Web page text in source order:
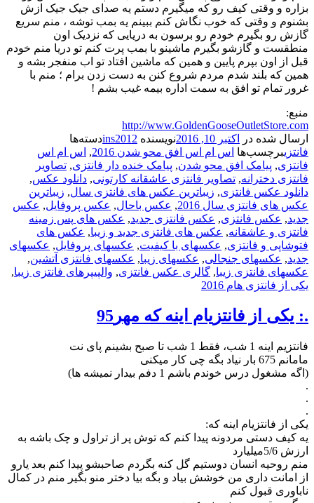
بزاره و وقتی کیف رو که میگیرم دستم یه صدای جیک جیک ازش
بشنوم و وقتی که خوب نگاش کنم ببینم یه بمب توشه ، منم سریع
گازش رو بگیرم خودم رو برسون به دریایی که نزدیک اون
منطقست و گازشو بگیرم ماشینو با بمب پرت کنم تو دریا منم خودم
قبل از اون بپرم پایین و همین که ماشین افتاد تو اب منفجر بشه و
همین که بلند شدم مردم شروع کنن به دست زدن برام ؛ منم با
غرور تمام تو افق به سمت اداره بیمه غیب بشم !
منبع:
http://www.GoldenGooseOutletStore.com
ارسال شده در
اکتبر 10, 2016 نویسنده ins2012دسته‌ها
فانتزیبرچسب‌ها اس ام اس افق محو شدن 2016 , اس ام اس
فانتزی, پیامک افق محو شدن, پیامک خنده دار فانتزی, تصاویر
فانتزی دخترانه, تصاویر فانتزی عاشقانه کارتونی, دانلود عکس,
دانلود عکس فانتزی, زیباترین عکس های فانتزی سال, زیباترین
عکس های فانتزی سال 2016
, عکس باحال, عکس پروفایل, عکس
جدید, عکس فانتزی, عکس فانتزی جدید, عکس های پس زمینه
فانتزی و عاشقانه, عکس های فانتزی جدید و زیبا, عکس های
فتوشاپی و فانتزی, عکسهای با کیفیت, عکسهای پروفایل, عکسهای
جدید, عکسهای جنجالی, عکسهای زیبا, عکسهای فانتزی آتشین,
عکسهای فانتزی زیبا, گالری عکس فانتزی, والپیپرهای فانتزی زیبا,
یکی از فانتزی هام 2016
.: یکی‌ از فانتزیام اینه که مهر95
فانتزیم اینه 1 شب، فقط 1 شب تا صبح بشینم پای نت
مامانم 675 بار نیاد بگه چی کار میکنی
(اگه مشغول درس خوندم باشم 1 دفم بیدار نمیشه ها)
.
.
.
یکی از فانتزیام اینه که:
یه کیف دستی مردونه پیدا کنم که توش پر از تراول و چک باشه به
ارزش 5/6میلیارد
منم روحیه انسان دوستیم گل کنه بگردم صاحبشو پیدا کنم بعد یارو
از امانت داری من خوشش بیاد و بگه بیا دختر منو بگیر منم در کمال
ناباوری قبول کنم